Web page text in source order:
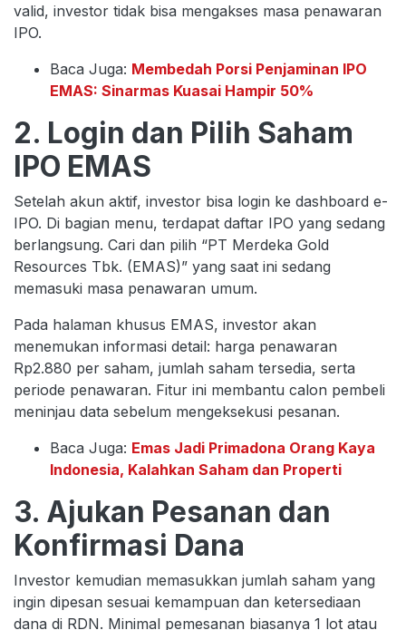
valid, investor tidak bisa mengakses masa penawaran
IPO.
Baca Juga: Membedah Porsi Penjaminan IPO
EMAS: Sinarmas Kuasai Hampir 50%
2. Login dan Pilih Saham
IPO EMAS
Setelah akun aktif, investor bisa login ke dashboard e-
IPO. Di bagian menu, terdapat daftar IPO yang sedang
berlangsung. Cari dan pilih “PT Merdeka Gold
Resources Tbk. (EMAS)” yang saat ini sedang
memasuki masa penawaran umum.
Pada halaman khusus EMAS, investor akan
menemukan informasi detail: harga penawaran
Rp2.880 per saham, jumlah saham tersedia, serta
periode penawaran. Fitur ini membantu calon pembeli
meninjau data sebelum mengeksekusi pesanan.
Baca Juga: Emas Jadi Primadona Orang Kaya
Indonesia, Kalahkan Saham dan Properti
3. Ajukan Pesanan dan
Konfirmasi Dana
Investor kemudian memasukkan jumlah saham yang
ingin dipesan sesuai kemampuan dan ketersediaan
dana di RDN. Minimal pemesanan biasanya 1 lot atau